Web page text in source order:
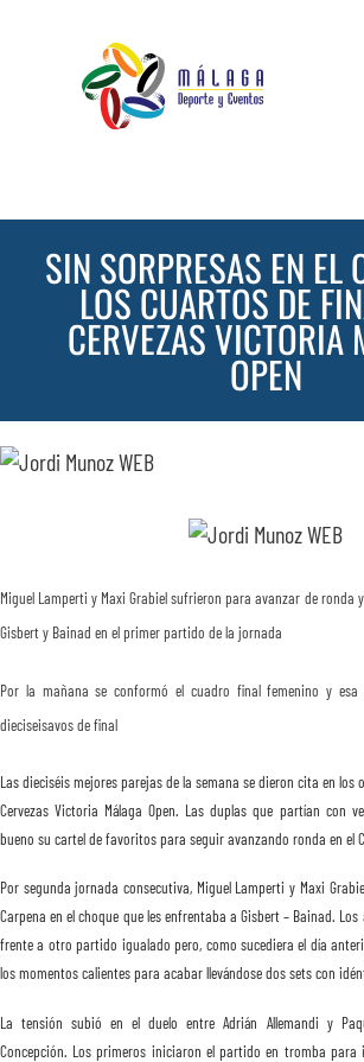
SIN SORPRESAS EN EL
LOS CUARTOS DE
CERVEZAS VICTORIA
OPEN
Miguel Lamperti y Maxi Grabiel sufrieron para avanzar de ronda
Gisbert y Bainad en el primer partido de la jornada
Por la mañana se conformó el cuadro final femenino y
dieciseisavos de final
Las dieciséis mejores parejas de la semana se dieron cita en los
Cervezas Victoria Málaga Open. Las duplas que partían con
bueno su cartel de favoritos para seguir avanzando ronda en el
Por segunda jornada consecutiva, Miguel Lamperti y Maxi
Carpena en el choque que les enfrentaba a Gisbert – Bainad.
frente a otro partido igualado pero, como sucediera el día
los momentos calientes para acabar llevándose dos sets con
La tensión subió en el duelo entre Adrián Allemandi y
Concepción. Los primeros iniciaron el partido en tromba para